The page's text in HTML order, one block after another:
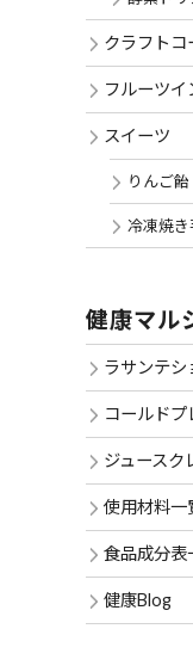
クラフトコ
フルーツイ
スイーツ
りんご飴
冷凍焼き
健康マル
ラサンテシ
コールドプ
ジュースク
使用材料一
食品成分表
健康Blog